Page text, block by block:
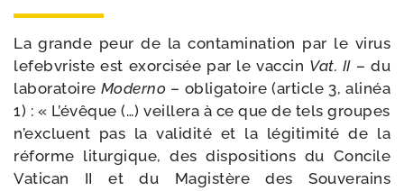
La grande peur de la conta­mi­na­tion par le virus
lefeb­vriste est exor­ci­sée par le vac­cin Vat. II– du
labo­ra­toire Moderno – obli­ga­toire (article 3, ali­néa
1) : « L’évêque (…) veille­ra à ce que de tels groupes
n’excluent pas la vali­di­té et la légi­ti­mi­té de la
réforme litur­gique, des dis­po­si­tions du Concile
Vatican II et du Magistère des Souverains